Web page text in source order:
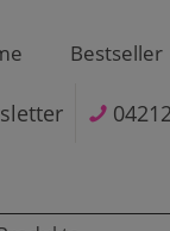
Bestseller